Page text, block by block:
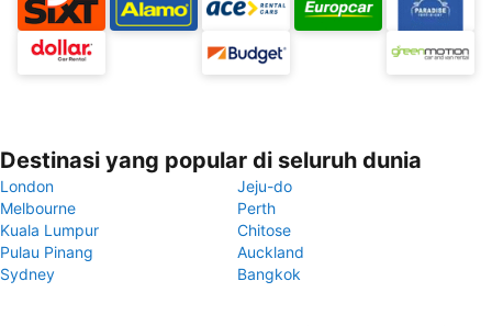
Destinasi yang popular di seluruh dunia
London
Jeju-do
Melbourne
Perth
Kuala Lumpur
Chitose
Pulau Pinang
Auckland
Sydney
Bangkok